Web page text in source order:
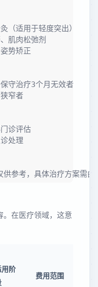
（适用于轻度突出）
肌肉松弛剂
势矫正
守治疗3个月无效者
窄者
诊评估
处理
。在医疗领域，这意
用阶
费用范围